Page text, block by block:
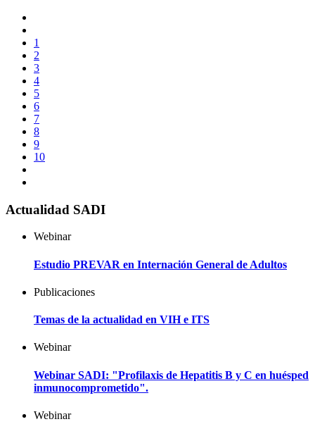
1
2
3
4
5
6
7
8
9
10
Actualidad SADI
Webinar
Estudio PREVAR en Internación General de Adultos
Publicaciones
Temas de la actualidad en VIH e ITS
Webinar
Webinar SADI: "Profilaxis de Hepatitis B y C en huésped
inmunocomprometido".
Webinar